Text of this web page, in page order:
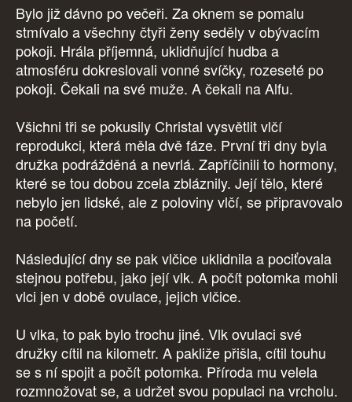
Bylo již dávno po večeři. Za oknem se pomalu
stmívalo a všechny čtyři ženy seděly v obývacím
pokoji. Hrála příjemná, uklidňující hudba a
atmosféru dokreslovali vonné svíčky, rozeseté po
pokoji. Čekali na své muže. A čekali na Alfu.
Všichni tři se pokusily Christal vysvětlit vlčí
reprodukci, která měla dvě fáze. První tři dny byla
družka podrážděná a nevrlá. Zapříčinili to hormony,
které se tou dobou zcela zbláznily. Její tělo, které
nebylo jen lidské, ale z poloviny vlčí, se připravovalo
na početí.
Následující dny se pak vlčice uklidnila a pociťovala
stejnou potřebu, jako její vlk. A počít potomka mohli
vlci jen v době ovulace, jejich vlčice.
U vlka, to pak bylo trochu jiné. Vlk ovulaci své
družky cítil na kilometr. A pakliže přišla, cítil touhu
se s ní spojit a počít potomka. Příroda mu velela
rozmnožovat se, a udržet svou populaci na vrcholu.